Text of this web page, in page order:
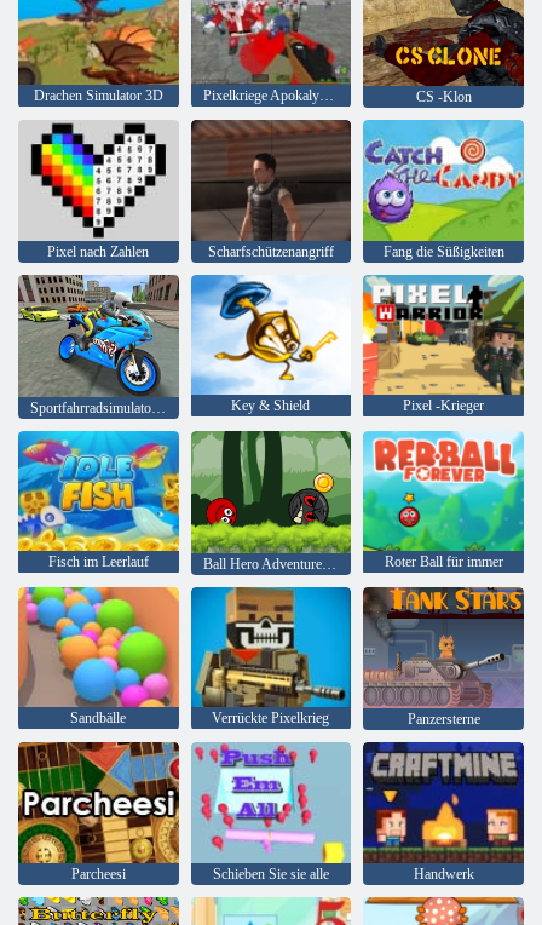
Drachen Simulator 3D Pixelkriege Apokalypse Zombie CS -Klon
Pixel nach Zahlen Scharfschützenangriff Fang die Süßigkeiten
Key & Shield Pixel -Krieger
Fisch im Leerlauf Ball Hero Adventure: Roter Schlagball Roter Ball für immer
Sandbälle Verrückte Pixelkrieg Panzersterne
Parcheesi Schieben Sie sie alle Handwerk